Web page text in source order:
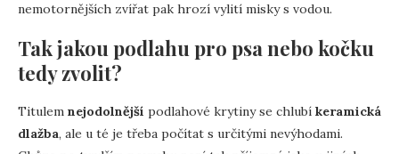
nemotornějších zvířat pak hrozí vylití misky s vodou.
Tak jakou podlahu pro psa nebo kočku
tedy zvolit?
Titulem nejodolnější podlahové krytiny se chlubí keramická
dlažba, ale u té je třeba počítat s určitými nevýhodami.